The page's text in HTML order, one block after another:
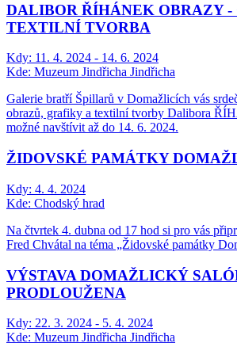
DALIBOR ŘÍHÁNEK OBRAZY -
TEXTILNÍ TVORBA
Kdy: 11. 4. 2024 - 14. 6. 2024
Kde: Muzeum Jindřicha Jindřicha
Galerie bratří Špillarů v Domažlicích vás
obrazů, grafiky a textilní tvorby Dalibora
možné navštívit až do 14. 6. 2024.
ŽIDOVSKÉ PAMÁTKY
Kdy: 4. 4. 2024
Kde: Chodský hrad
Na čtvrtek 4. dubna od 17 hod si pro vás
Fred Chvátal na téma „Židovské památky
VÝSTAVA DOMAŽLICKÝ
PRODLOUŽENA
Kdy: 22. 3. 2024 - 5. 4. 2024
Kde: Muzeum Jindřicha Jindřicha